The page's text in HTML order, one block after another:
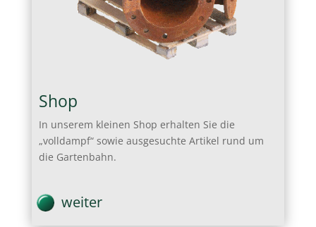
Shop
In unserem kleinen Shop erhalten Sie die
„volldampf“ sowie ausgesuchte Artikel rund um
die Gartenbahn.
weiter